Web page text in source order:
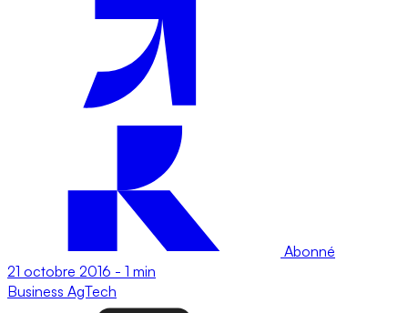
Abonné
21 octobre 2016 - 1 min
Business AgTech